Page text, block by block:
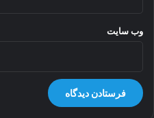
وب‌ سایت